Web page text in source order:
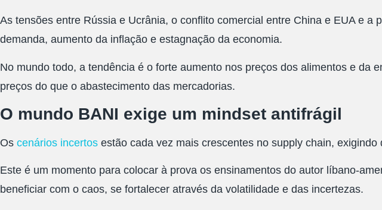
As tensões entre Rússia e Ucrânia, o conflito comercial entre China e EUA e
demanda, aumento da inflação e estagnação da economia.
No mundo todo, a tendência é o forte aumento nos preços dos alimentos e
preços do que o abastecimento das mercadorias.
O mundo BANI exige um mindset antifrágil
Os cenários incertos estão cada vez mais crescentes no supply chain,
Este é um momento para colocar à prova os ensinamentos do autor líbano-
beneficiar com o caos, se fortalecer através da volatilidade e das incertezas.